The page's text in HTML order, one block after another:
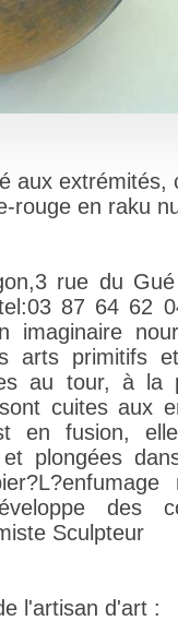
aux extrémités,
rouge en raku
rue du
87 64 62
imaginaire
arts primitifs
au tour, à la
cuites aux
en fusion,
plongées
des
Sculpteur
l'artisan d'art :